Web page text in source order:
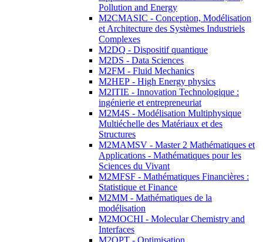
Pollution and Energy
M2CMASIC - Conception, Modélisation
et Architecture des Systèmes Industriels
Complexes
M2DQ - Dispositif quantique
M2DS - Data Sciences
M2FM - Fluid Mechanics
M2HEP - High Energy physics
M2ITIE - Innovation Technologique :
ingénierie et entrepreneuriat
M2M4S - Modélisation Multiphysique
Multiéchelle des Matériaux et des
Structures
M2MAMSV - Master 2 Mathématiques et
Applications - Mathématiques pour les
Sciences du Vivant
M2MFSF - Mathématiques Financières :
Statistique et Finance
M2MM - Mathématiques de la
modélisation
M2MOCHI - Molecular Chemistry and
Interfaces
M2OPT - Optimisation